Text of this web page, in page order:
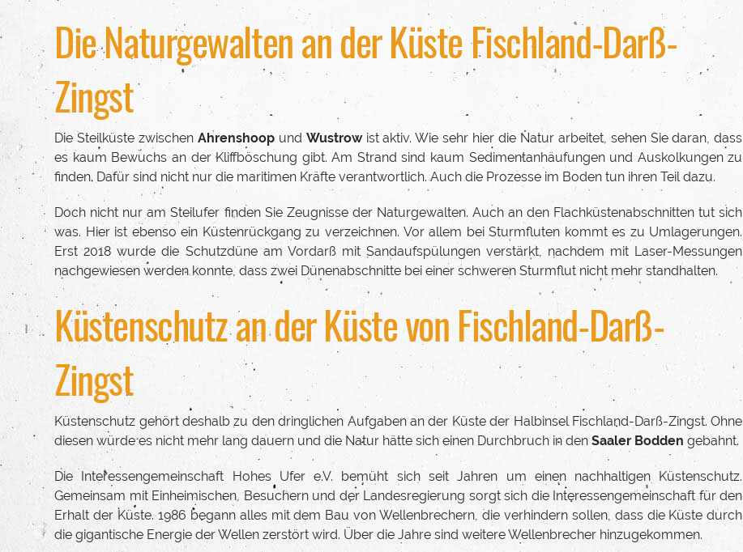
Die Naturgewalten an der Küste Fischland-Darß-
Zingst
Die Steilküste zwischen Ahrenshoopund Wustrowist aktiv. Wie sehr hier die Natur arbeitet, sehen Sie daran, dass
es kaum Bewuchs an der Kliffböschung gibt. Am Strand sind kaum Sedimentanhäufungen und Auskolkungen zu
finden. Dafür sind nicht nur die maritimen Kräfte verantwortlich. Auch die Prozesse im Boden tun ihren Teil dazu.
Doch nicht nur am Steilufer finden Sie Zeugnisse der Naturgewalten. Auch an den Flachküstenabschnitten tut sich
was. Hier ist ebenso ein Küstenrückgang zu verzeichnen. Vor allem bei Sturmfluten kommt es zu Umlagerungen.
Erst 2018 wurde die Schutzdüne am Vordarß mit Sandaufspülungen verstärkt, nachdem mit Laser-Messungen
nachgewiesen werden konnte, dass zwei Dünenabschnitte bei einer schweren Sturmflut nicht mehr standhalten.
Küstenschutz an der Küste von Fischland-Darß-
Zingst
Küstenschutz gehört deshalb zu den dringlichen Aufgaben an der Küste der Halbinsel Fischland-Darß-Zingst. Ohne
diesen würde es nicht mehr lang dauern und die Natur hätte sich einen Durchbruch in denSaaler Bodden gebahnt.
Die Interessengemeinschaft Hohes Ufer e.V. bemüht sich seit Jahren um einen nachhaltigen Küstenschutz.
Gemeinsam mit Einheimischen, Besuchern und der Landesregierung sorgt sich die Interessengemeinschaft für den
Erhalt der Küste. 1986 begann alles mit dem Bau von Wellenbrechern, die verhindern sollen, dass die Küste durch
die gigantische Energie der Wellen zerstört wird. Über die Jahre sind weitere Wellenbrecher hinzugekommen.